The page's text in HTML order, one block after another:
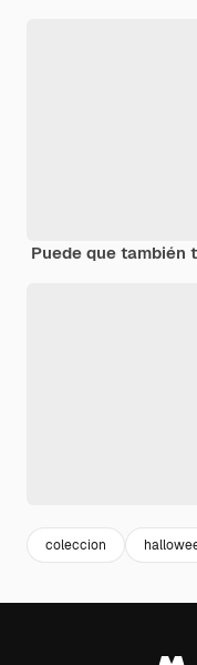
Puede que también
coleccion